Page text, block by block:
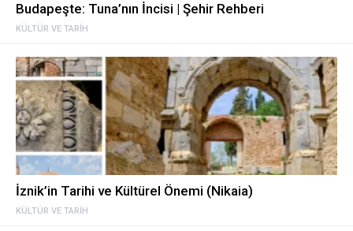
KÜLTÜR VE TARIH
Budapeşte: Tuna’nın İncisi | Şehir Rehberi
KÜLTÜR VE TARIH
İznik’in Tarihi ve Kültürel Önemi (Nikaia)